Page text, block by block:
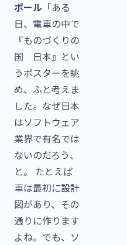
ポール 「ある
日、電車の中で
『ものづくりの
国 日本』とい
うポスターを眺
め、ふと考えま
した。なぜ日本
はソフトウェア
業界で有名では
ないのだろう、
と。 たとえば
車は最初に設計
図があり、その
通りに作ります
よね。でも、ソ